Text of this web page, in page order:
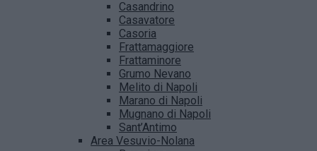
Casandrino
Casavatore
Casoria
Frattamaggiore
Frattaminore
Grumo Nevano
Melito di Napoli
Marano di Napoli
Mugnano di Napoli
Sant’Antimo
Area Vesuvio-Nolana